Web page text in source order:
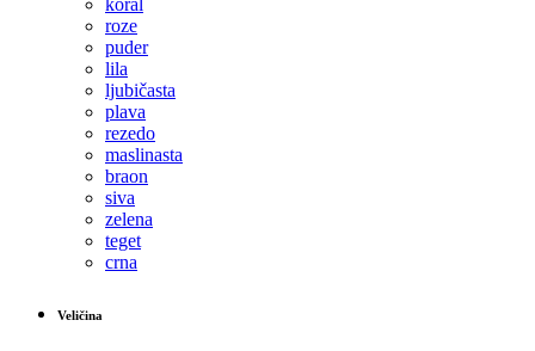
koral
roze
puder
lila
ljubičasta
plava
rezedo
maslinasta
braon
siva
zelena
teget
crna
Veličina